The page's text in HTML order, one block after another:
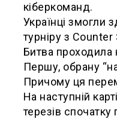
кіберкоманд.
Українці змогли
турніру з
Битва проходила
Першу, обрану
Причому ця
На наступній
терезів